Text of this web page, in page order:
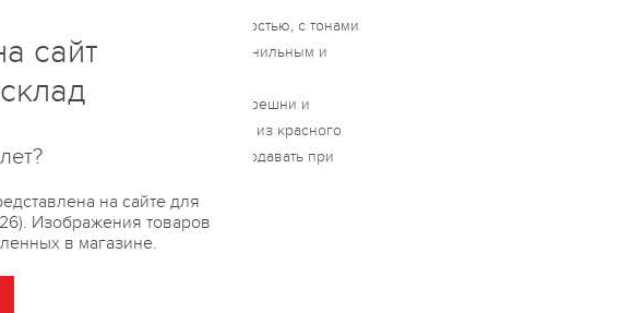
сбалансирован особой кислотностью, с тонами
и красных фруктов с мягким, ванильным и
Аромат раскрывается
спелых косточковых ягод, черешни и
прекрасно подчеркнёт вкус блюд из красного
а также блюд с ярким вкусом. Подавать при
сайт
на сайте для
Изображения товаров
в магазине.